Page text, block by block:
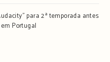
para 2ª temporada antes
Portugal